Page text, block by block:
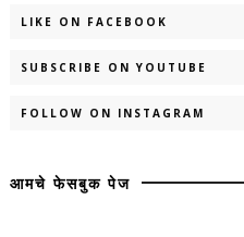
LIKE ON FACEBOOK
SUBSCRIBE ON YOUTUBE
FOLLOW ON INSTAGRAM
आमचे फेसबुक पेज